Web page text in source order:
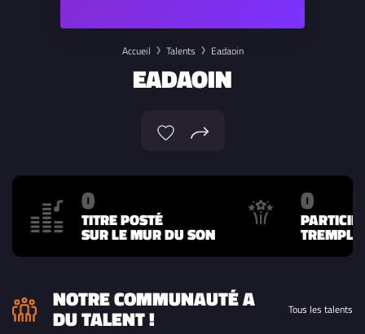
Accueil Talents Eadaoin
EADAOIN
0
TITRE POSTÉ
SUR LE MUR DU SON
0
NOTRE COMMUNAUTÉ A
DU TALENT ! Tous les talents